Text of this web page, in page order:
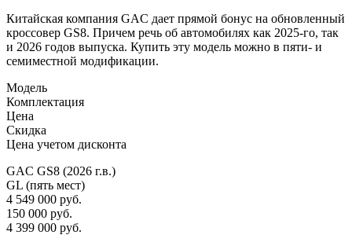
Китайская компания GAC дает прямой бонус на обновленный
кроссовер GS8. Причем речь об автомобилях как 2025-го, так
и 2026 годов выпуска. Купить эту модель можно в пяти- и
семиместной модификации.
Модель
Комплектация
Цена
Скидка
Цена учетом дисконта
GAC GS8 (2026 г.в.)
GL (пять мест)
4 549 000 руб.
150 000 руб.
4 399 000 руб.